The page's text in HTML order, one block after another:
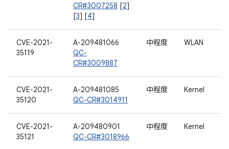
CR#3007258 [2]
[3] [4]
CVE-2021-
35119
A-209481066
QC-
CR#3009887
中程度 WLAN
CVE-2021-
35120
A-209481085
QC-CR#3014911
中程度 Kernel
CVE-2021-
35121
A-209480901
QC-CR#3018966
中程度 Kernel